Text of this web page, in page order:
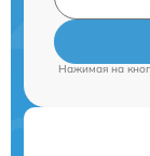
Нажимая на